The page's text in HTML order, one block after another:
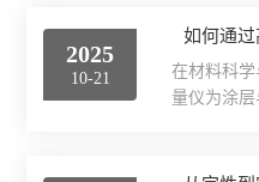
激光光散射仪
电化学工作站
台移动导
保移动顺
精度。3.环
背后，都
研究中，
团队成功研
2025
10-21
在材料科
量仪为涂
材间的相